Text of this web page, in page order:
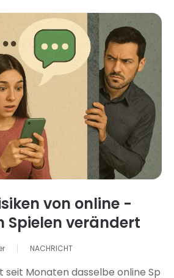
Nachricht: Im Sommer muss es
Prinzip geben. Der richtige A
klare Regeln und altersgerecht
die sich an die Ferienzeiten
Schlaf und soziale Kontak
Blog finden Sie praktische Ti
Altersgruppen sowie bewertu
von Geräten für den Sommer
von online -
Spielen verändert
NACHRICHT
seit Monaten dasselbe online Sp